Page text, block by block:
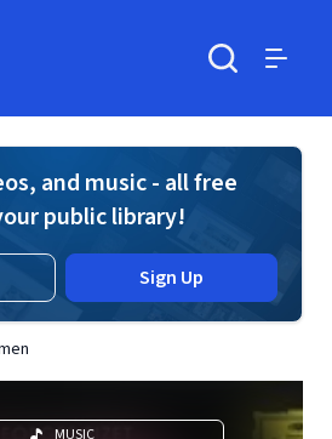
and music - all free
public library!
Sign Up
MUSIC